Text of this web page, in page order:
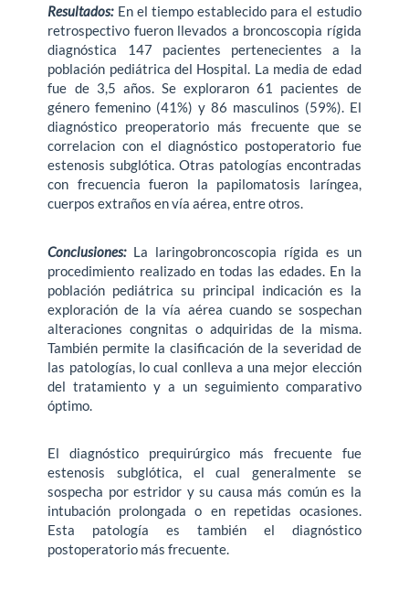
Resultados:En el tiempo establecido para el estudio
retrospectivo fueron llevados a broncoscopia rígida
diagnóstica 147 pacientes pertenecientes a la
población pediátrica del Hospital. La media de edad
fue de 3,5 años. Se exploraron 61 pacientes de
género femenino (41%) y 86 masculinos (59%). El
diagnóstico preoperatorio más frecuente que se
correlacion con el diagnóstico postoperatorio fue
estenosis subglótica. Otras patologías encontradas
con frecuencia fueron la papilomatosis laríngea,
cuerpos extraños en vía aérea, entre otros.
Conclusiones: La laringobroncoscopia rígida es un
procedimiento realizado en todas las edades. En la
población pediátrica su principal indicación es la
exploración de la vía aérea cuando se sospechan
alteraciones congnitas o adquiridas de la misma.
También permite la clasificación de la severidad de
las patologías, lo cual conlleva a una mejor elección
del tratamiento y a un seguimiento comparativo
óptimo.
El diagnóstico prequirúrgico más frecuente fue
estenosis subglótica, el cual generalmente se
sospecha por estridor y su causa más común es la
intubación prolongada o en repetidas ocasiones.
Esta patología es también el diagnóstico
postoperatorio más frecuente.